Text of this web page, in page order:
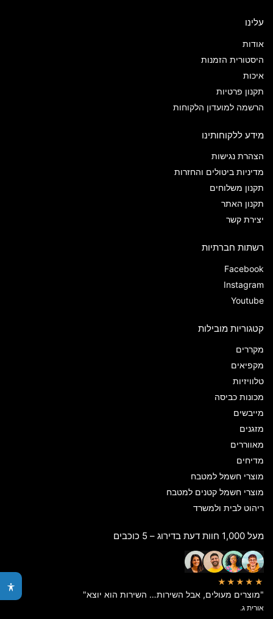
עלינו
אודות
היסטורית הזמנות
איכות
תקנון פרטיות
הרשמה למועדון הלקוחות
מידע ללקוחותינו
הצהרת נגישות
מדיניות ביטולים והחזרות
תקנון משלוחים
תקנון האתר
יצירת קשר
רשתות חברתיות
Facebook
Instagram
Youtube
קטגוריות מובילות
מקררים
מקפיאים
טלוויזיות
מכונות כביסה
מייבשים
מזגנים
מאווררים
מדיחים
מוצרי חשמל למטבח
מוצרי חשמל קטנים למטבח
ריהוט לבית ולמשרד
מעל 1,000 חוות דעת בדירוג – 5 כוכבים
★★★★★
"מוצרים מעולים, אבל השירות… השירות הוא יוצא"
אורית ג.